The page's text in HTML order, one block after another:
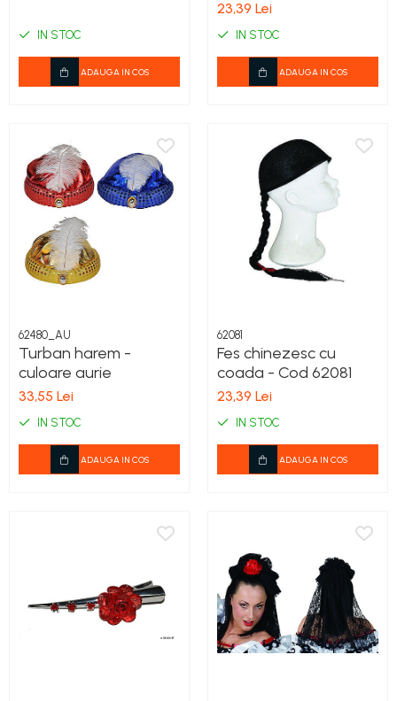
IN STOC
ADAUGA IN COS
23,39 Lei
IN STOC
ADAUGA IN COS
62480_AU
Turban harem -
culoare aurie
33,55 Lei
IN STOC
ADAUGA IN COS
62081
Fes chinezesc cu
coada - Cod 62081
23,39 Lei
IN STOC
ADAUGA IN COS